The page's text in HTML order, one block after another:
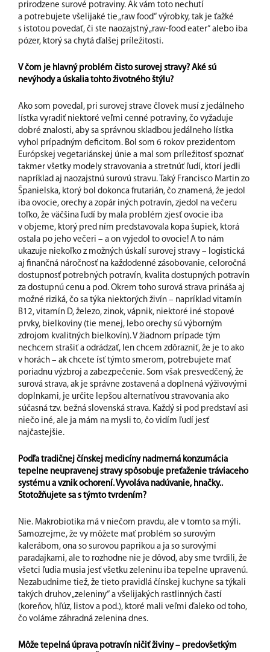
prirodzene surové potraviny. Ak vám toto nechutí
a potrebujete všelijaké tie „raw food“ výrobky, tak je ťažké
s istotou povedať, či ste naozajstný „raw-food eater“ alebo iba
pózer, ktorý sa chytá ďalšej príležitosti.
V čom je hlavný problém čisto surovej stravy? Aké sú
nevýhody a úskalia tohto životného štýlu?
Ako som povedal, pri surovej strave človek musí z jedálneho
lístka vyradiť niektoré veľmi cenné potraviny, čo vyžaduje
dobré znalosti, aby sa správnou skladbou jedálneho lístka
vyhol prípadným deficitom. Bol som 6 rokov prezidentom
Európskej vegetariánskej únie a mal som príležitosť spoznať
takmer všetky modely stravovania a stretnúť ľudí, ktorí jedli
napríklad aj naozajstnú surovú stravu. Taký Francisco Martin zo
Španielska, ktorý bol dokonca frutarián, čo znamená, že jedol
iba ovocie, orechy a zopár iných potravín, zjedol na večeru
toľko, že väčšina ľudí by mala problém zjesť ovocie iba
v objeme, ktorý pred ním predstavovala kopa šupiek, ktorá
ostala po jeho večeri – a on vyjedol to ovocie! A to nám
ukazuje niekoľko z možných úskalí surovej stravy – logistická
aj finančná náročnosť na každodenné zásobovanie, celoročná
dostupnosť potrebných potravín, kvalita dostupných potravín
za dostupnú cenu a pod. Okrem toho surová strava prináša aj
možné riziká, čo sa týka niektorých živín – napríklad vitamín
B12, vitamín D, železo, zinok, vápnik, niektoré iné stopové
prvky, bielkoviny (tie menej, lebo orechy sú výborným
zdrojom kvalitných bielkovín). V žiadnom prípade tým
nechcem strašiť a odrádzať, len chcem zdôrazniť, že je to ako
v horách – ak chcete ísť týmto smerom, potrebujete mať
poriadnu výzbroj a zabezpečenie. Som však presvedčený, že
surová strava, ak je správne zostavená a doplnená výživovými
doplnkami, je určite lepšou alternatívou stravovania ako
súčasná tzv. bežná slovenská strava. Každý si pod predstaví asi
niečo iné, ale ja mám na mysli to, čo vidím ľudí jesť
najčastejšie.
Podľa tradičnej čínskej medicíny nadmerná konzumácia
tepelne neupravenej stravy spôsobuje preťaženie tráviaceho
systému a vznik ochorení. Vyvoláva nadúvanie, hnačky..
Stotožňujete sa s týmto tvrdením?
Nie. Makrobiotika má v niečom pravdu, ale v tomto sa mýli.
Samozrejme, že vy môžete mať problém so surovým
kalerábom, ona so surovou paprikou a ja so surovými
paradajkami, ale to rozhodne nie je dôvod, aby sme tvrdili, že
všetci ľudia musia jesť všetku zeleninu iba tepelne upravenú.
Nezabudnime tiež, že tieto pravidlá čínskej kuchyne sa týkali
takých druhov „zeleniny“ a všelijakých rastlinných častí
(koreňov, hľúz, listov a pod.), ktoré mali veľmi ďaleko od toho,
čo voláme záhradná zelenina dnes.
Môže tepelná úprava potravín ničiť živiny – predovšetkým